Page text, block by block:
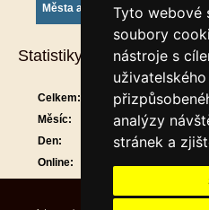
Tyto webové
soubory
nástroje s
analýzy
stránek a
Města a obce
Statistiky
Online:
Celkem:
911864
Měsíc:
30124
Den: